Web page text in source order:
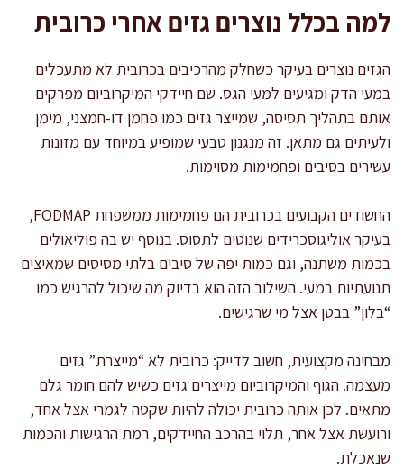
למה בכלל נוצרים גזים אחרי כרובית
הגזים נוצרים בעיקר כשחלק מהרכיבים בכרובית לא מתעכלים
במעי הדק ומגיעים למעי הגס. שם חיידקי המיקרוביום מפרקים
אותם בתהליך תסיסה, שמייצר גזים כמו פחמן דו-חמצני, מימן
ולעיתים גם מתאן. זה מנגנון טבעי שמופיע במיוחד עם מזונות
עשירים בסיבים ופחמימות מסוימות.
החשודים הקבועים בכרובית הם פחמימות ממשפחת FODMAP,
בעיקר אוליגוסכרידים שנוטים לתסוס. בנוסף יש בה פוליאולים
בכמות משתנה, וגם כמות יפה של סיבים בלתי מסיסים שמאיצים
תנועתיות במעי. השילוב הזה הוא בדיוק מה שיכול להרגיש כמו
“בלון” בבטן אצל מי שרגישים.
מבחינה מקצועית, חשוב לדייק: כרובית לא “מייצרת” גזים
מעצמה. הגוף והמיקרוביום מייצרים גזים כשיש להם חומר גלם
מתאים. לכן אותה כרובית יכולה להיות שקטה לגמרי אצל אחד,
ורועשת אצל אחר, תלוי בהרכב החיידקים, רמת הרגישות והכמות
שנאכלת.